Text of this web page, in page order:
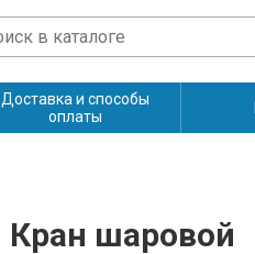
Доставка и способы
оплаты
Кран шаровой